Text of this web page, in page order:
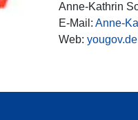
Anne-Kathrin
E-Mail: Anne-
Web: yougov.de